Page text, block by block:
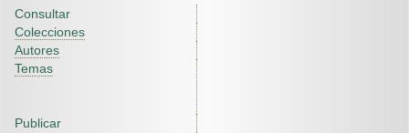
Consultar
Colecciones
Autores
Temas
Publicar